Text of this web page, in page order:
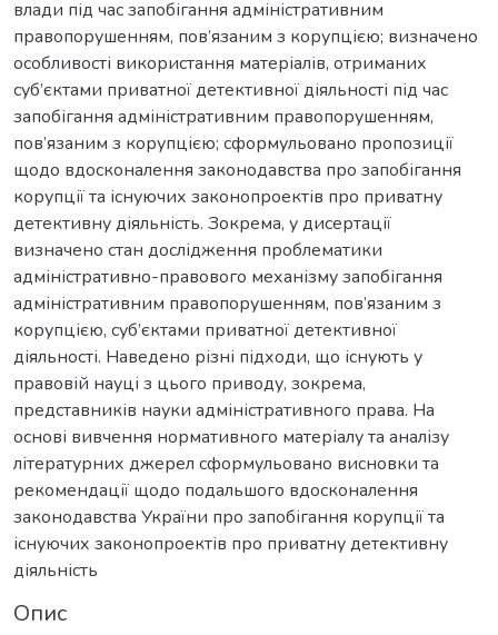
влади під час запобігання адміністративним
правопорушенням, пов’язаним з корупцією; визначено
особливості використання матеріалів, отриманих
суб’єктами приватної детективної діяльності під час
запобігання адміністративним правопорушенням,
пов’язаним з корупцією; сформульовано пропозиції
щодо вдосконалення законодавства про запобігання
корупції та існуючих законопроектів про приватну
детективну діяльність. Зокрема, у дисертації
визначено стан дослідження проблематики
адміністративно-правового механізму запобігання
адміністративним правопорушенням, пов’язаним з
корупцією, суб’єктами приватної детективної
діяльності. Наведено різні підходи, що існують у
правовій науці з цього приводу, зокрема,
представників науки адміністративного права. На
основі вивчення нормативного матеріалу та аналізу
літературних джерел сформульовано висновки та
рекомендації щодо подальшого вдосконалення
законодавства України про запобігання корупції та
існуючих законопроектів про приватну детективну
діяльність
Опис